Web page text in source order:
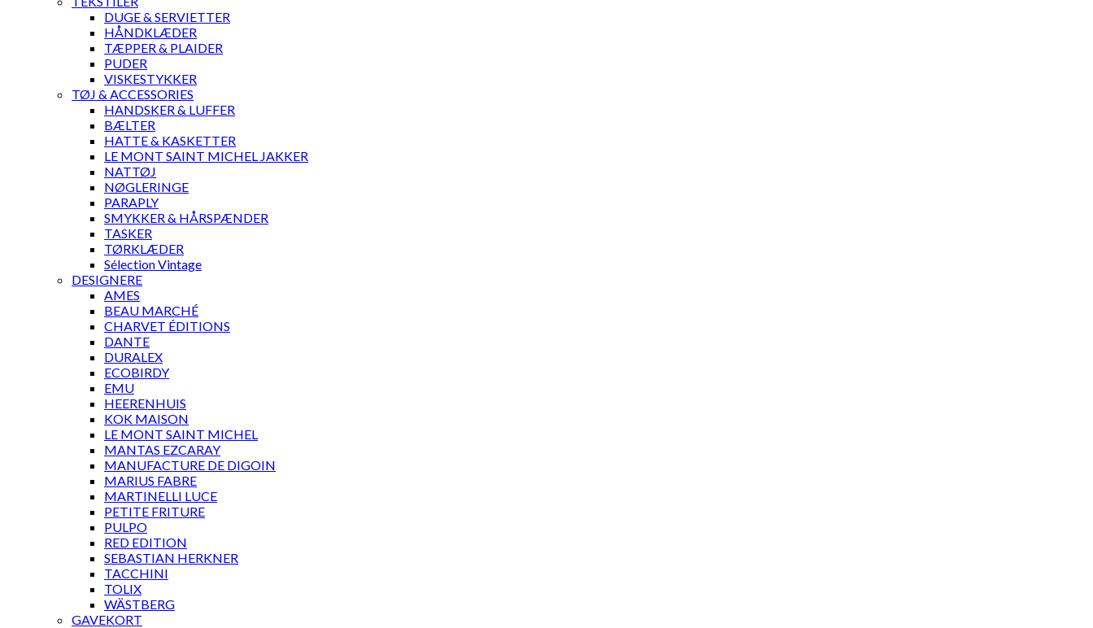
DUGE & SERVIETTER
HÅNDKLÆDER
TÆPPER & PLAIDER
PUDER
VISKESTYKKER
TØJ & ACCESSORIES
HANDSKER & LUFFER
BÆLTER
HATTE & KASKETTER
LE MONT SAINT MICHEL JAKKER
NATTØJ
NØGLERINGE
PARAPLY
SMYKKER & HÅRSPÆNDER
TASKER
TØRKLÆDER
Sélection Vintage
DESIGNERE
AMES
BEAU MARCHÉ
CHARVET ÉDITIONS
DANTE
DURALEX
ECOBIRDY
EMU
HEERENHUIS
KOK MAISON
LE MONT SAINT MICHEL
MANTAS EZCARAY
MANUFACTURE DE DIGOIN
MARIUS FABRE
MARTINELLI LUCE
PETITE FRITURE
PULPO
RED EDITION
SEBASTIAN HERKNER
TACCHINI
TOLIX
WÄSTBERG
GAVEKORT